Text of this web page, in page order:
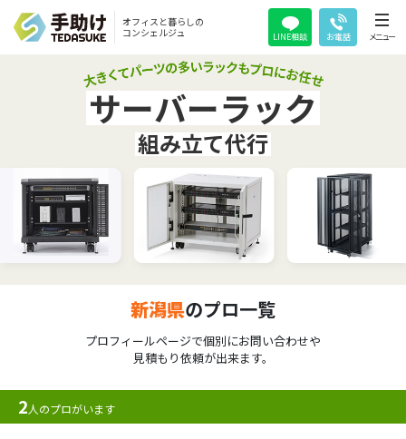
オフィスと暮らしの
コンシェルジュ
LINE相談 お電話 メニュー
サーバーラック
組み立て代行
新潟県のプロ一覧
プロフィールページで個別にお問い合わせや
見積もり依頼が出来ます。
2人のプロがいます